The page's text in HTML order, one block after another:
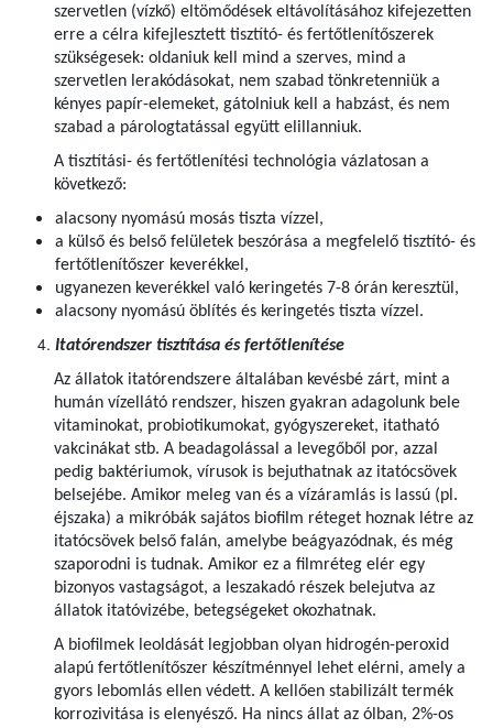
szervetlen (vízkő) eltömődések eltávolításához kifejezetten
erre a célra kifejlesztett tisztító- és fertőtlenítőszerek
szükségesek: oldaniuk kell mind a szerves, mind a
szervetlen lerakódásokat, nem szabad tönkretenniük a
kényes papír-elemeket, gátolniuk kell a habzást, és nem
szabad a párologtatással együtt elillanniuk.
A tisztítási- és fertőtlenítési technológia vázlatosan a
következő:
alacsony nyomású mosás tiszta vízzel,
a külső és belső felületek beszórása a megfelelő tisztító- és
fertőtlenítőszer keverékkel,
ugyanezen keverékkel való keringetés 7-8 órán keresztül,
alacsony nyomású öblítés és keringetés tiszta vízzel.
Itatórendszer tisztítása és fertőtlenítése
Az állatok itatórendszere általában kevésbé zárt, mint a
humán vízellátó rendszer, hiszen gyakran adagolunk bele
vitaminokat, probiotikumokat, gyógyszereket, itatható
vakcinákat stb. A beadagolással a levegőből por, azzal
pedig baktériumok, vírusok is bejuthatnak az itatócsövek
belsejébe. Amikor meleg van és a vízáramlás is lassú (pl.
éjszaka) a mikróbák sajátos biofilm réteget hoznak létre az
itatócsövek belső falán, amelybe beágyazódnak, és még
szaporodni is tudnak. Amikor ez a filmréteg elér egy
bizonyos vastagságot, a leszakadó részek belejutva az
állatok itatóvizébe, betegségeket okozhatnak.
A biofilmek leoldását legjobban olyan hidrogén-peroxid
alapú fertőtlenítőszer készítménnyel lehet elérni, amely a
gyors lebomlás ellen védett. A kellően stabilizált termék
korrozivitása is elenyésző. Ha nincs állat az ólban, 2%-os